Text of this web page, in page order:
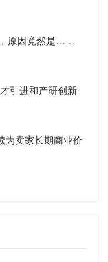
，原因竟然是……
引进和产研创新
为卖家长期商业价